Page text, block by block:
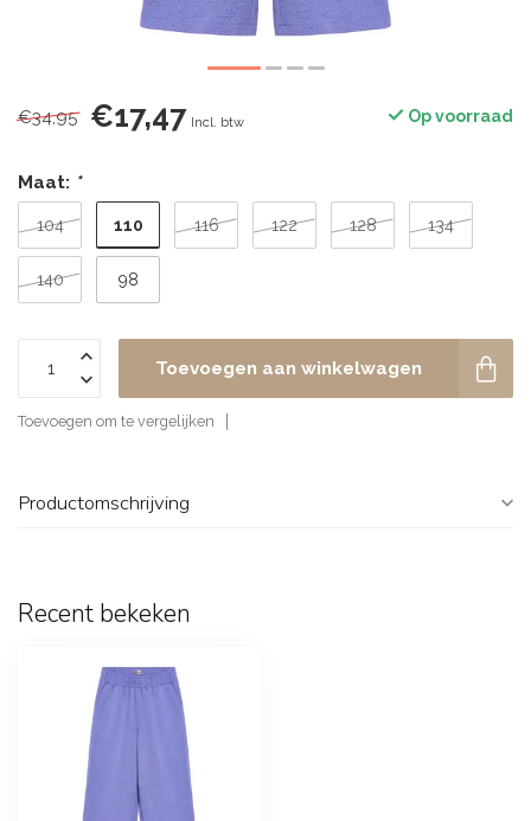
€34,95 €17,47 Incl. btw Op voorraad
Maat: *
104 110 116 122 128 134
140 98
Toevoegen aan winkelwagen
Toevoegen om te vergelijken
Productomschrijving
Recent bekeken